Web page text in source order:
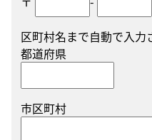
区町村名まで自動で入力
都道府県
市区町村